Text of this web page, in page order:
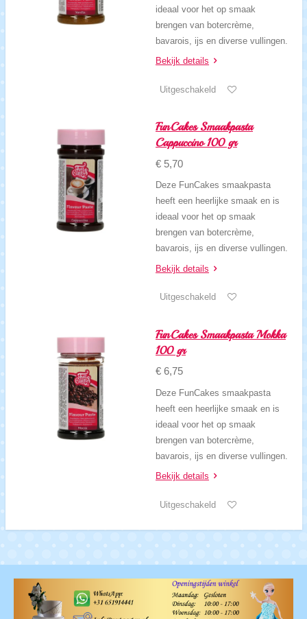
ideaal voor het op smaak
brengen van botercrème,
bavarois, ijs en diverse vullingen.
Bekijk details
Uitgeschakeld
FunCakes Smaakpasta
Cappuccino 100 gr
€ 5,70
Deze FunCakes smaakpasta
heeft een heerlijke smaak en is
ideaal voor het op smaak
brengen van botercrème,
bavarois, ijs en diverse vullingen.
Bekijk details
Uitgeschakeld
FunCakes Smaakpasta Mokka
100 gr
€ 6,75
Deze FunCakes smaakpasta
heeft een heerlijke smaak en is
ideaal voor het op smaak
brengen van botercrème,
bavarois, ijs en diverse vullingen.
Bekijk details
Uitgeschakeld